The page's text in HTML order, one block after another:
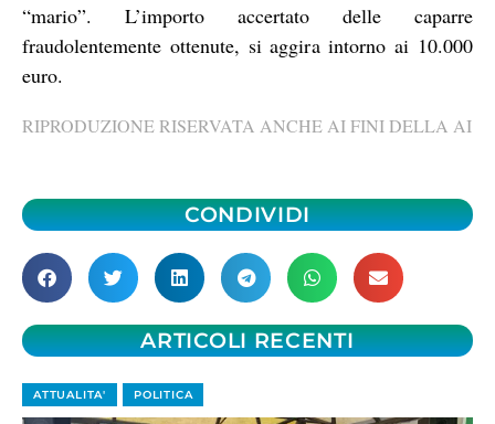
“mario”. L’importo accertato delle caparre
fraudolentemente ottenute, si aggira intorno ai 10.000
euro.
RIPRODUZIONE RISERVATA ANCHE AI FINI DELLA AI
CONDIVIDI
ARTICOLI RECENTI
ATTUALITA' POLITICA